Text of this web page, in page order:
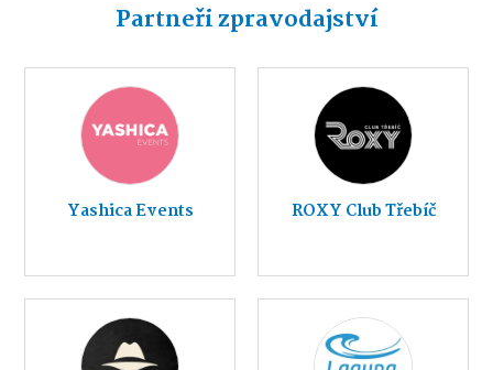
Partneři zpravodajství
Yashica Events ROXY Club Třebíč